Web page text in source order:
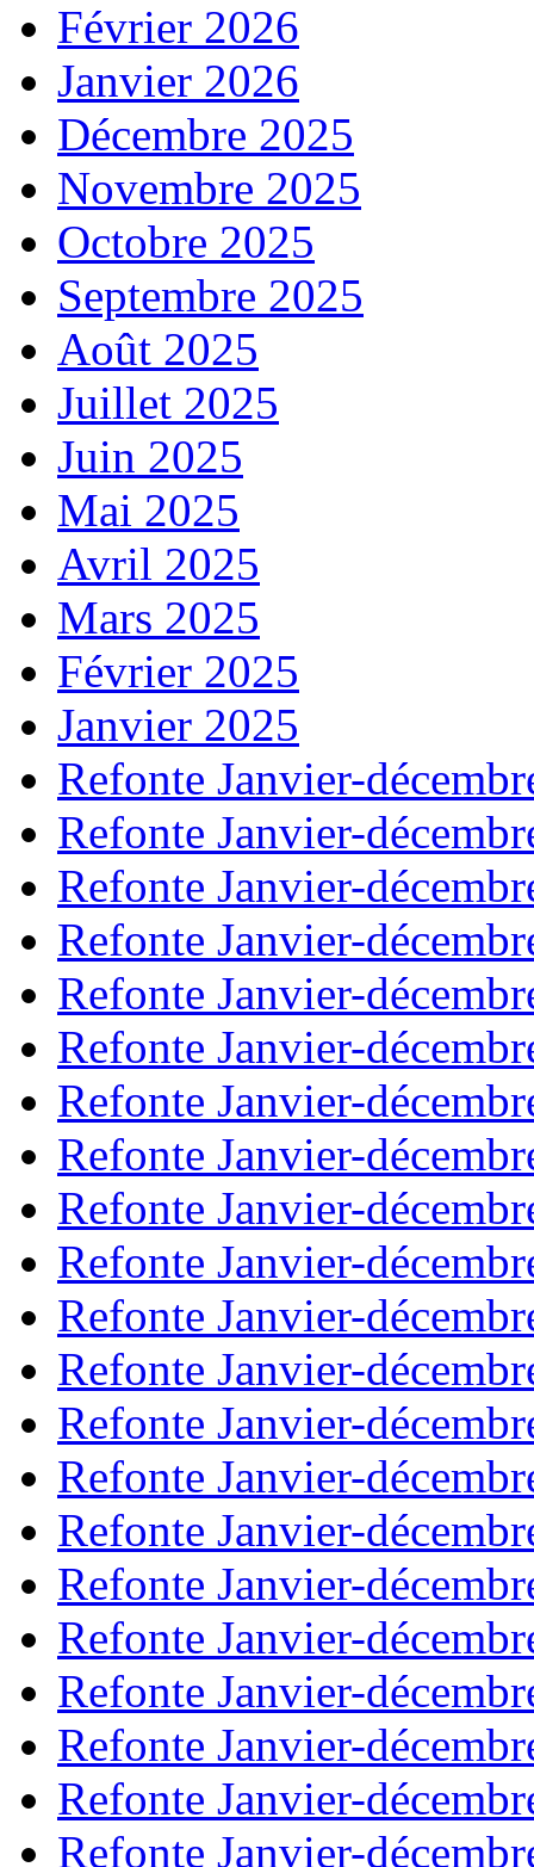
Février 2026
Janvier 2026
Décembre 2025
Novembre 2025
Octobre 2025
Septembre 2025
Août 2025
Juillet 2025
Juin 2025
Mai 2025
Avril 2025
Mars 2025
Février 2025
Janvier 2025
Refonte Janvier-
Refonte Janvier-
Refonte Janvier-
Refonte Janvier-
Refonte Janvier-
Refonte Janvier-
Refonte Janvier-
Refonte Janvier-
Refonte Janvier-
Refonte Janvier-
Refonte Janvier-
Refonte Janvier-
Refonte Janvier-
Refonte Janvier-
Refonte Janvier-
Refonte Janvier-
Refonte Janvier-
Refonte Janvier-
Refonte Janvier-
Refonte Janvier-
Refonte Janvier-